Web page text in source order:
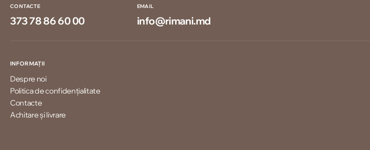
CONTACTE
373 78 86 60 00
EMAIL
info@rimani.md
INFORMAȚII
Despre noi
Politica de confidențialitate
Contacte
Achitare și livrare